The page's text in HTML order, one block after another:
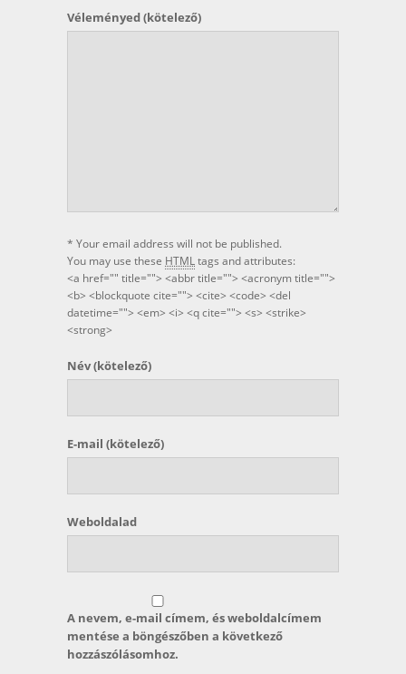
Véleményed(kötelező)
* Your email address will not be published.
You may use these HTMLtags and attributes:
<a href="" title=""> <abbr title=""> <acronym title="">
<b> <blockquote cite=""> <cite> <code> <del
datetime=""> <em> <i> <q cite=""> <s> <strike>
<strong>
Név(kötelező)
E-mail (kötelező)
Weboldalad
A nevem, e-mail címem, és weboldalcímem
mentése a böngészőben a következő
hozzászólásomhoz.